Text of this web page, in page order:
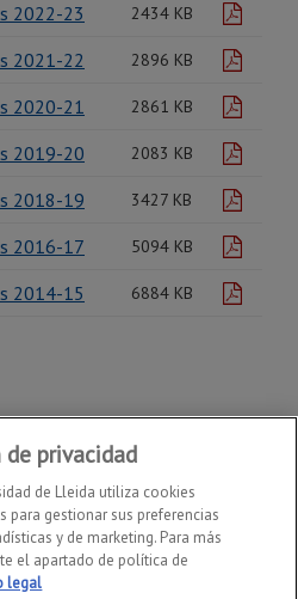
2022-23 2434 KB pdf
2021-22 2896 KB pdf
2020-21 2861 KB pdf
2019-20 2083 KB pdf
2018-19 3427 KB pdf
2016-17 5094 KB pdf
2014-15 6884 KB pdf
de Ingeniería Agroalimentaria y
de privacidad
de Lleida utiliza cookies
para gestionar sus preferencias
y de marketing. Para más
el apartado de política de
legal